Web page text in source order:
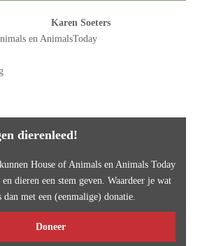
Karen Soeters
en AnimalsToday
dierenleed!
House of Animals en Animals Today
dieren een stem geven. Waardeer je wat
met een (eenmalige) donatie.
Doneer